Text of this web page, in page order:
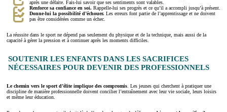
après une défaite. Fais-lui savoir que ses sentiments sont valables.
Renforce sa confiance en soi. Rappelle-lui ses progrès et ce qu’il a accompli jusqu’à présent.
Donne-lui la possibilité d’échouer. Les erreurs font partie de l’apprentissage et ne doivent
pas être considérées comme un échec.
La réussite dans le sport ne dépend pas seulement du physique et de la technique, mais aussi de la
capacité à gérer la pression et à continuer après les moments difficiles.
SOUTENIR LES ENFANTS DANS LES SACRIFICES
NÉCESSAIRES POUR DEVENIR DES PROFESSIONNELS
Le chemin vers le sport d’élite implique des compromis. Les jeunes qui cherchent à pratiquer une
discipline de manière professionnelle doivent concilier l’entraînement avec leur vie sociale, leurs loisirs
et même leur éducation.